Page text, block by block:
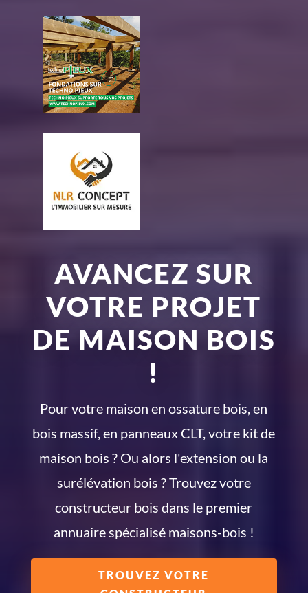
AVANCEZ SUR
VOTRE PROJET
DE MAISON BOIS
!
Pour votre maison en ossature bois, en
bois massif, en panneaux CLT, votre kit de
maison bois ? Ou alors l'extension ou la
surélévation bois ? Trouvez votre
constructeur bois dans le premier
annuaire spécialisé maisons-bois !
TROUVEZ VOTRE